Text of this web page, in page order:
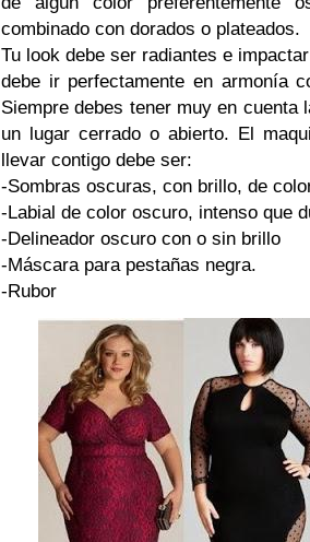
combinado con dorados o plateados.
Tu look debe ser radiantes e
debe ir perfectamente en armonía
Siempre debes tener muy en cuenta
un lugar cerrado o abierto. El
llevar contigo debe ser:
-Sombras oscuras, con brillo, de
-Labial de color oscuro, intenso que
-Delineador oscuro con o sin brillo
-Máscara para pestañas negra.
-Rubor